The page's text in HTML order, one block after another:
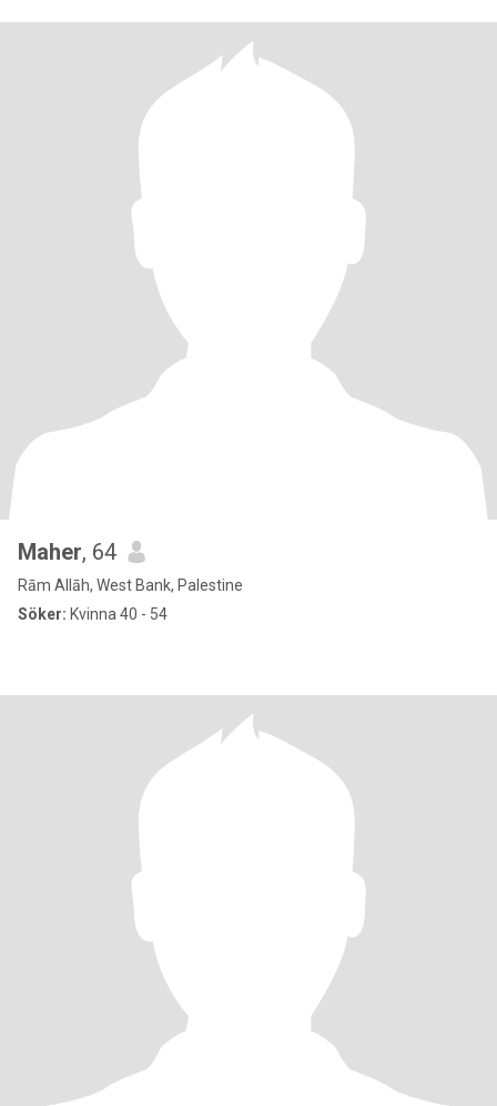
Maher, 64
Rām Allāh, West Bank, Palestine
Söker: Kvinna 40 - 54